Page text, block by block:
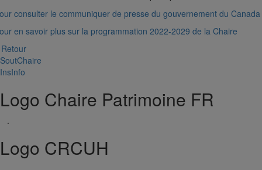
consulter le communiquer de presse du gouvernement du Canada
en savoir plus sur la programmation 2022-2029 de la Chaire
SoutChaire
InsInfo
Logo Chaire Patrimoine FR
.
Logo CRCUH